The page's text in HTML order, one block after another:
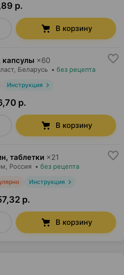
р.
В корзину
×60
, Беларусь • без рецепта
Инструкция
р.
В корзину
таблетки ×21
, Россия • без рецепта
Инструкция
р.
В корзину